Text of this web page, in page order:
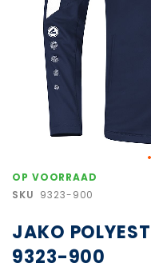
OP VOORRAAD
SKU 9323-900
JAKO
9323-900
Ga
naar
van
de
afbeeldingen-